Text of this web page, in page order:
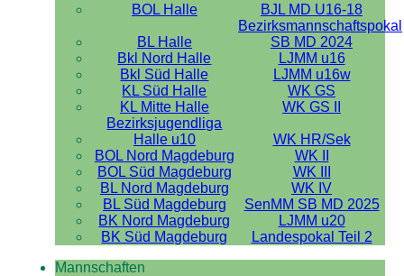
BOL Halle
BJL MD U16-18
BL Halle
Bezirksmannschaftspokal
SB MD 2024
Bkl Nord Halle
LJMM u16
Bkl Süd Halle
LJMM u16w
KL Süd Halle
WK GS
KL Mitte Halle
WK GS II
Bezirksjugendliga
Halle u10
WK HR/Sek
BOL Nord Magdeburg
WK II
BOL Süd Magdeburg
WK III
BL Nord Magdeburg
WK IV
BL Süd Magdeburg
SenMM SB MD 2025
BK Nord Magdeburg
LJMM u20
BK Süd Magdeburg
Landespokal Teil 2
Mannschaften